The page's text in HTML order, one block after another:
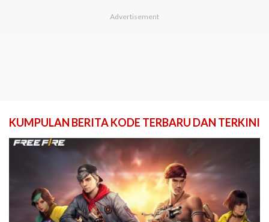
KUMPULAN BERITA KODE TERBARU DAN TERKINI